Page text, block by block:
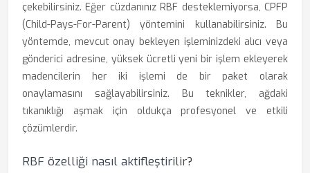
çekebilirsiniz. Eğer cüzdanınız RBF desteklemiyorsa, CPFP
(Child-Pays-For-Parent) yöntemini kullanabilirsiniz. Bu
yöntemde, mevcut onay bekleyen işleminizdeki alıcı veya
gönderici adresine, yüksek ücretli yeni bir işlem ekleyerek
madencilerin her iki işlemi de bir paket olarak
onaylamasını sağlayabilirsiniz. Bu teknikler, ağdaki
tıkanıklığı aşmak için oldukça profesyonel ve etkili
çözümlerdir.
RBF özelliği nasıl aktifleştirilir?